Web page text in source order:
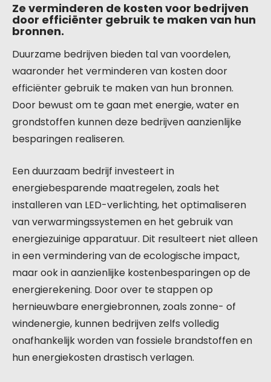
Ze verminderen de kosten voor bedrijven
door efficiënter gebruik te maken van hun
bronnen.
Duurzame bedrijven bieden tal van voordelen,
waaronder het verminderen van kosten door
efficiënter gebruik te maken van hun bronnen.
Door bewust om te gaan met energie, water en
grondstoffen kunnen deze bedrijven aanzienlijke
besparingen realiseren.
Een duurzaam bedrijf investeert in
energiebesparende maatregelen, zoals het
installeren van LED-verlichting, het optimaliseren
van verwarmingssystemen en het gebruik van
energiezuinige apparatuur. Dit resulteert niet alleen
in een vermindering van de ecologische impact,
maar ook in aanzienlijke kostenbesparingen op de
energierekening. Door over te stappen op
hernieuwbare energiebronnen, zoals zonne- of
windenergie, kunnen bedrijven zelfs volledig
onafhankelijk worden van fossiele brandstoffen en
hun energiekosten drastisch verlagen.